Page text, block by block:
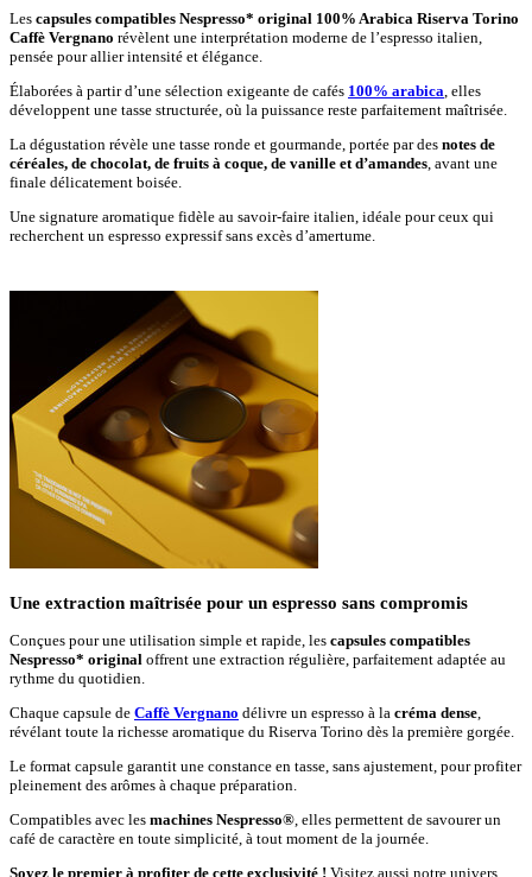
Les capsules compatibles Nespresso* original 100% Arabica Riserva Torino
Caffè Vergnano révèlent une interprétation moderne de l’espresso italien,
pensée pour allier intensité et élégance.
Élaborées à partir d’une sélection exigeante de cafés 100% arabica, elles
développent une tasse structurée, où la puissance reste parfaitement maîtrisée.
La dégustation révèle une tasse ronde et gourmande, portée par des notes de
céréales, de chocolat, de fruits à coque, de vanille et d’amandes, avant une
finale délicatement boisée.
Une signature aromatique fidèle au savoir-faire italien, idéale pour ceux qui
recherchent un espresso expressif sans excès d’amertume.
Une extraction maîtrisée pour un espresso sans compromis
Conçues pour une utilisation simple et rapide, les capsules compatibles
Nespresso* original offrent une extraction régulière, parfaitement adaptée au
rythme du quotidien.
Chaque capsule de Caffè Vergnano délivre un espresso à la créma dense
révélant toute la richesse aromatique du Riserva Torino dès la première gorgée.
Le format capsule garantit une constance en tasse, sans ajustement, pour profiter
pleinement des arômes à chaque préparation.
Compatibles avec les machines Nespresso® , elles permettent de savourer un
café de caractère en toute simplicité, à tout moment de la journée.
Soyez le premier à profiter de cette exclusivité ! Visitez aussi notre univers